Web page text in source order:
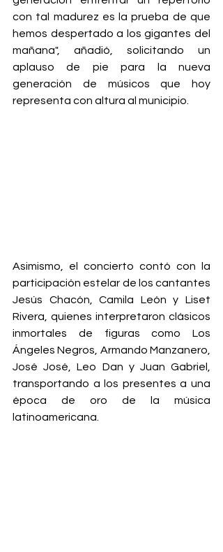
con tal madurez es la prueba de que
hemos despertado a los gigantes del
mañana", añadió, solicitando un
aplauso de pie para la nueva
generación de músicos que hoy
representa con altura al municipio.
Asimismo, el concierto contó con la
participación estelar de los cantantes
Jesús Chacón, Camila León y Liset
Rivera, quienes interpretaron clásicos
inmortales de figuras como Los
Ángeles Negros, Armando Manzanero,
José José, Leo Dan y Juan Gabriel,
transportando a los presentes a una
época de oro de la música
latinoamericana.